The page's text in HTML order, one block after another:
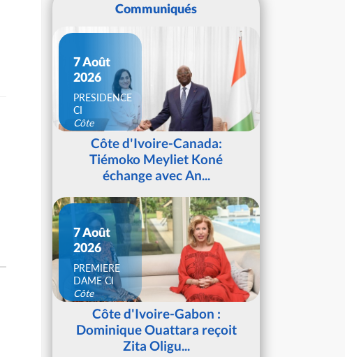
Communiqués
7 Août
2026
PRESIDENCE
CI
Côte
d'IvoireCôte d'Ivoire-Canada:
Tiémoko Meyliet Koné
échange avec An...
7 Août
2026
PREMIERE
DAME CI
Côte
d'IvoireCôte d'Ivoire-Gabon :
Dominique Ouattara reçoit
Zita Oligu...